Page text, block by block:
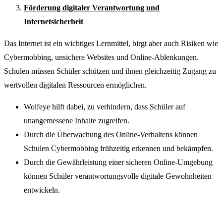
Förderung digitaler Verantwortung und
Internetsicherheit
Das Internet ist ein wichtiges Lernmittel, birgt aber auch Risiken wie
Cybermobbing, unsichere Websites und Online-Ablenkungen.
Schulen müssen Schüler schützen und ihnen gleichzeitig Zugang zu
wertvollen digitalen Ressourcen ermöglichen.
Wolfeye hilft dabei, zu verhindern, dass Schüler auf
unangemessene Inhalte zugreifen.
Durch die Überwachung des Online-Verhaltens können
Schulen Cybermobbing frühzeitig erkennen und bekämpfen.
Durch die Gewährleistung einer sicheren Online-Umgebung
können Schüler verantwortungsvolle digitale Gewohnheiten
entwickeln.